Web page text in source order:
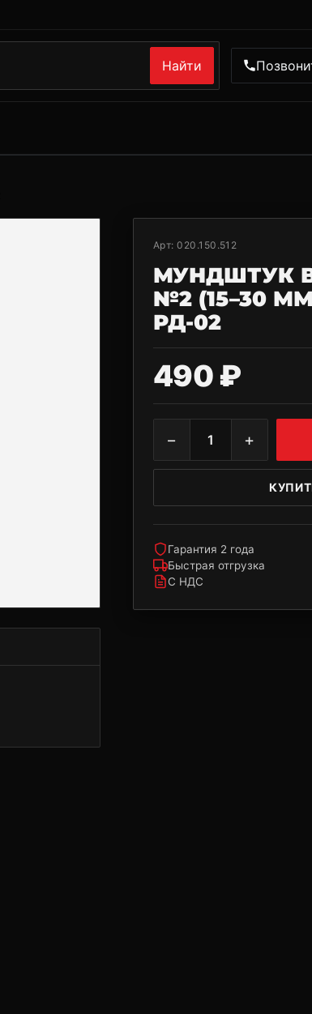
Найти
Арт:020.150.512
МУНДШТУК
№2 (15–30
РД-02
490 ₽
− 1 +
Гарантия 2 года
Быстрая отгрузка
С НДС